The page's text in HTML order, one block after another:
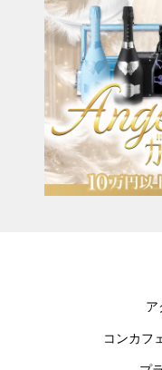
ア
コンカフ